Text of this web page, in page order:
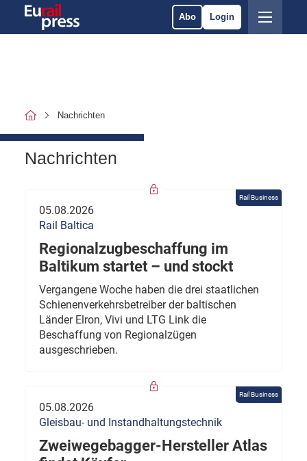
Abo Login
Nachrichten
Nachrichten
Rail Business
05.08.2026
Rail Baltica
Regionalzugbeschaffung im
Baltikum startet – und stockt
Vergangene Woche haben die drei staatlichen
Schienenverkehrsbetreiber der baltischen
Länder Elron, Vivi und LTG Link die
Beschaffung von Regionalzügen
ausgeschrieben.
Rail Business
05.08.2026
Gleisbau- und Instandhaltungstechnik
Zweiwegebagger-Hersteller Atlas